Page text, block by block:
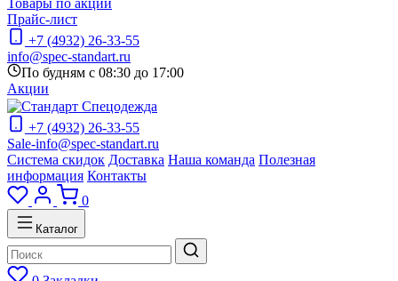
Товары по акции
Прайс-лист
+7 (4932) 26-33-55
info@spec-standart.ru
По будням с 08:30 до 17:00
Акции
+7 (4932) 26-33-55
Sale-info@spec-standart.ru
Система скидок Доставка Наша команда Полезная
информация Контакты
0
Каталог